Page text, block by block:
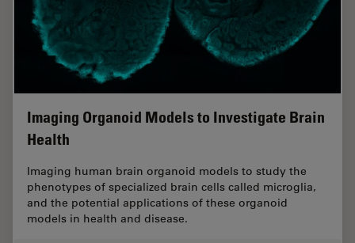
Imaging Organoid Models to Investigate Brain
Health
Imaging human brain organoid models to study the
phenotypes of specialized brain cells called microglia,
and the potential applications of these organoid
models in health and disease.